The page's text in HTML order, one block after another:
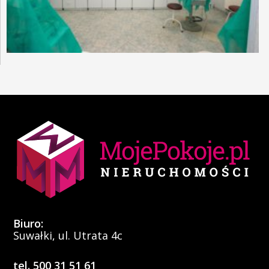
Biuro:
Suwałki, ul. Utrata 4c
tel. 500 31 51 61